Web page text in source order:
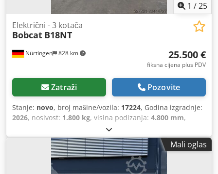
1 /25
Nürtingen 828 km
Električni - 3 kotača
Bobcat B18NT
25.500 €
fiksna cijena plus PDV
Zatraži Pozovite
Stanje: novo, broj mašine/vozila: 17224, Godina izgradnje:
2026, nosivost: 1.800 kg, visina podizanja: 4.800 mm,
1.484 mm
vrsta goriva:električni, vrsta jarbola:triplex, građevinska
2.215 mm, napon baterije:51,2 V, duljina vilica:
, dimenzija prednje gume:18x7-6 weiss
dimenzija stražnje gume:
16x6-8 weiss, ukupna masa:
Mali oglas